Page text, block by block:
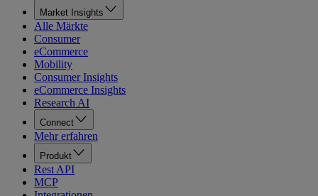
Market Insights
Alle Märkte
Consumer
eCommerce
Mobility
Consumer Insights
eCommerce Insights
Research AI
Connect
Mehr erfahren
Produkt
Rest API
MCP